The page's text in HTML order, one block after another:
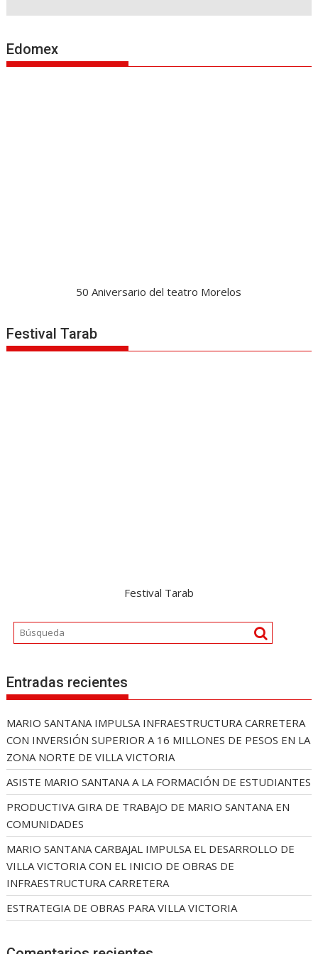
Edomex
50 Aniversario del teatro Morelos
Festival Tarab
Festival Tarab
Entradas recientes
MARIO SANTANA IMPULSA INFRAESTRUCTURA CARRETERA
CON INVERSIÓN SUPERIOR A 16 MILLONES DE PESOS EN LA
ZONA NORTE DE VILLA VICTORIA
ASISTE MARIO SANTANA A LA FORMACIÓN DE ESTUDIANTES
PRODUCTIVA GIRA DE TRABAJO DE MARIO SANTANA EN
COMUNIDADES
MARIO SANTANA CARBAJAL IMPULSA EL DESARROLLO DE
VILLA VICTORIA CON EL INICIO DE OBRAS DE
INFRAESTRUCTURA CARRETERA
ESTRATEGIA DE OBRAS PARA VILLA VICTORIA